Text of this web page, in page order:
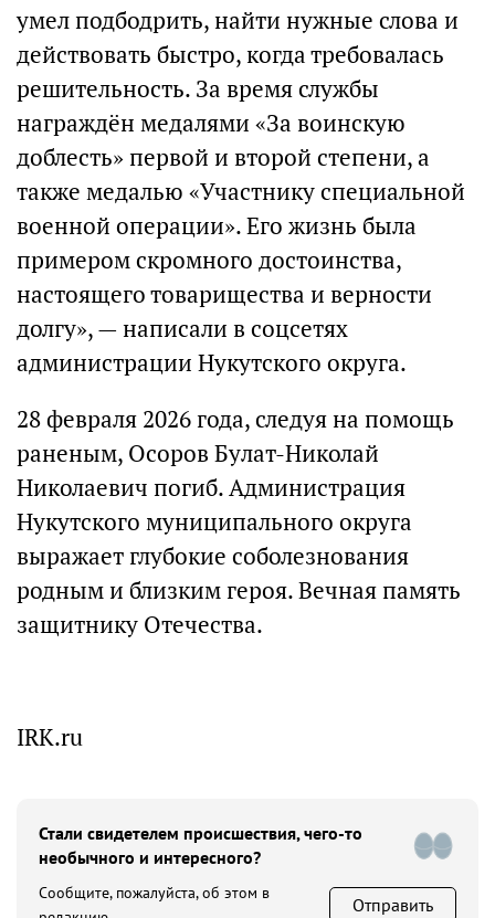
умел подбодрить, найти нужные слова и
действовать быстро, когда требовалась
решительность. За время службы
награждён медалями «За воинскую
доблесть» первой и второй степени, а
также медалью «Участнику специальной
военной операции». Его жизнь была
примером скромного достоинства,
настоящего товарищества и верности
долгу», — написали в соцсетях
администрации Нукутского округа.
28 февраля 2026 года, следуя на помощь
раненым, Осоров Булат-Николай
Николаевич погиб. Администрация
Нукутского муниципального округа
выражает глубокие соболезнования
родным и близким героя. Вечная память
защитнику Отечества.
IRK.ru
Стали свидетелем происшествия, чего-то
необычного и интересного?
Сообщите, пожалуйста, об этом в
Отправить